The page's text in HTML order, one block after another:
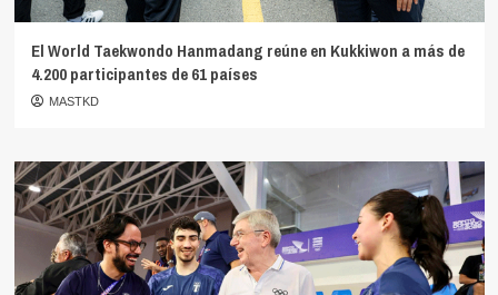
El World Taekwondo Hanmadang reúne en Kukkiwon a más de
4.200 participantes de 61 países
MASTKD